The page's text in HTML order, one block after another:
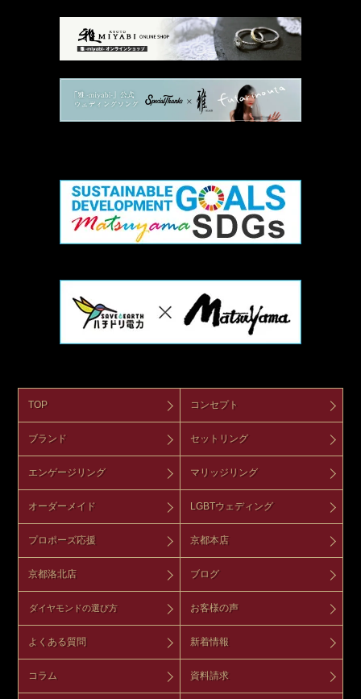
TOP コンセプト
ブランド セットリング
エンゲージリング マリッジリング
オーダーメイド LGBTウェディング
プロポーズ応援 京都本店
京都洛北店 ブログ
ダイヤモンドの選び方 お客様の声
よくある質問 新着情報
コラム 資料請求